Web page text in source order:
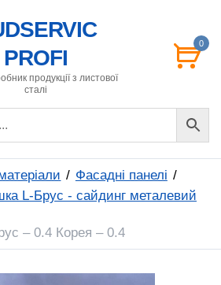
PROFI
продукції з листової
сталі
0
Фасадні панелі
L-Брус - сайдинг металевий
– 0.4 Корея – 0.4